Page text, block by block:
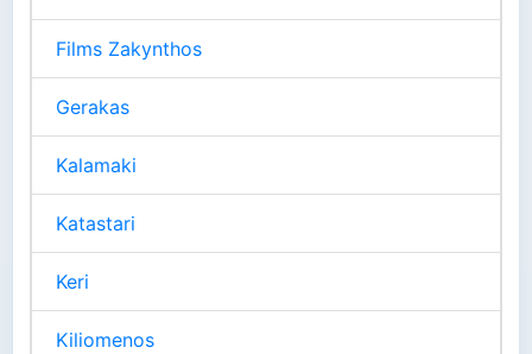
Films Zakynthos
Gerakas
Kalamaki
Katastari
Keri
Kiliomenos